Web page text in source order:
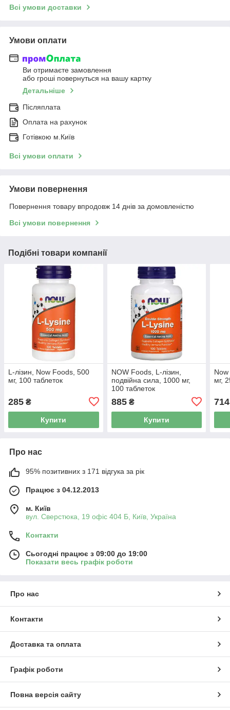
Всі умови доставки
Умови оплати
Ви отримаєте замовлення
або гроші повернуться на вашу картку
Детальніше
Післяплата
Оплата на рахунок
Готівкою м.Київ
Всі умови оплати
Умови повернення
Повернення товару впродовж 14 днів за домовленістю
Всі умови повернення
Подібні товари компанії
L-лізин, Now Foods, 500
мг, 100 таблеток
285 ₴
Купити
NOW Foods, L-лізин,
подвійна сила, 1000 мг,
100 таблеток
885₴
Купити
мг,
714
Про нас
95% позитивних з 171 відгука за рік
Працює з 04.12.2013
м. Київ
вул. Сверстюка, 19 офіс 404 Б, Київ, Україна
Контакти
Сьогодні працює з 09:00 до 19:00
Показати весь графік роботи
Про нас
Контакти
Доставка та оплата
Графік роботи
Повна версія сайту